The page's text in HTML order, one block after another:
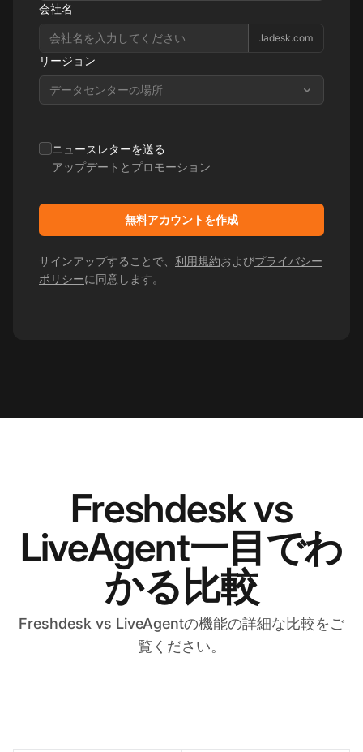
会社名
.ladesk.com
リージョン
データセンターの場所
ニュースレターを送る
アップデートとプロモーション
無料アカウントを作成
サインアップすることで、 利用規約およびプライバシー
ポリシーに同意します。
Freshdesk vs
LiveAgent一目でわ
かる比較
Freshdesk vs LiveAgentの機能の詳細な比較をご
覧ください。